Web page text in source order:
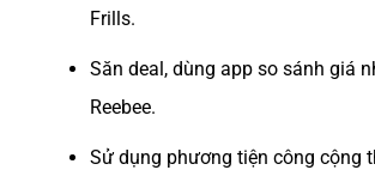
Frills.
Săn deal, dùng app so sánh giá
Reebee.
Sử dụng phương tiện công cộng